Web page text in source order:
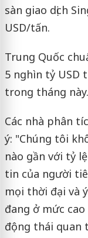
sàn giao dịch
USD/tấn.
Trung Quốc
5 nghìn tỷ USD
trong tháng này.
Các nhà phân
ý: "Chúng tôi
nào gần với tỷ
tin của người
mọi thời đại và
đang ở mức
động thái quan